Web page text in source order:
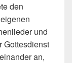
den
und
Gottesdienst
an,